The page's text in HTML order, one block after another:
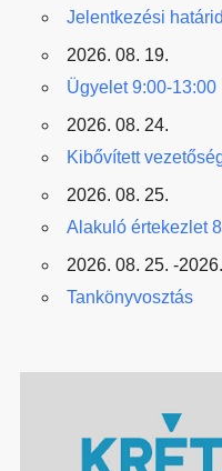
Jelentkezési
2026. 08. 19.
Ügyelet 9:00-13:00
2026. 08. 24.
Kibővített
2026. 08. 25.
Alakuló értekezlet
2026. 08. 25. -
Tankönyvosztás